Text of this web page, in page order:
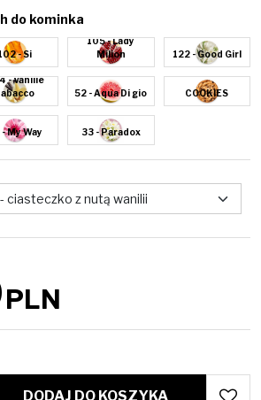
do kominka
- Si
105 - Lady
Milion
122 - Good Girl
- Vanille
52 - Aqua Di gio COOKIES
- My Way 33 - Paradox
PLN
DODAJ DO KOSZYKA